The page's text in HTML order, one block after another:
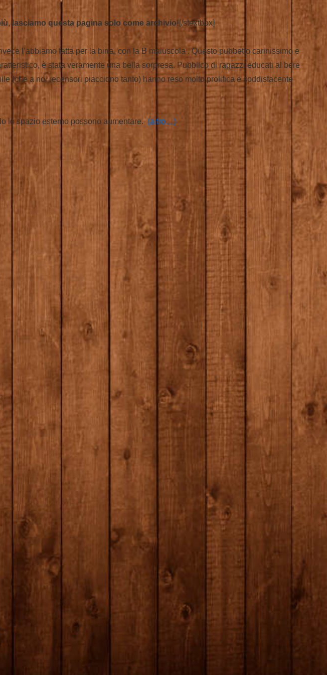
lasciamo questa pagina solo come archivio![/stextbox]
l’abbiamo fatta per la birra, con la B maiuscola . Questo pubbetto carinissimo e
è stata veramente una bella sorpresa. Pubblico di ragazzi educati al bere
(che a noi recensori piacciono tanto) hanno reso molto prolifica e soddisfacente
lo spazio esterno possono aumentare. (altro…)